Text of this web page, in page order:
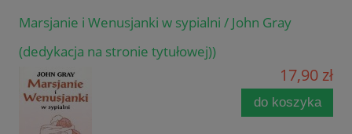
Marsjanie i Wenusjanki w sypialni / John Gray
(dedykacja na stronie tytułowej))
17,90 zł
do koszyka